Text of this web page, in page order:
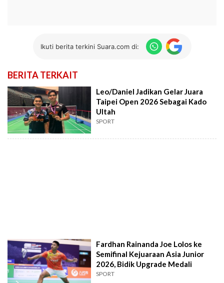
Ikuti berita terkini Suara.com di:
BERITA TERKAIT
Leo/Daniel Jadikan Gelar Juara
Taipei Open 2026 Sebagai Kado
Ultah
SPORT
Fardhan Rainanda Joe Lolos ke
Semifinal Kejuaraan Asia Junior
2026, Bidik Upgrade Medali
SPORT